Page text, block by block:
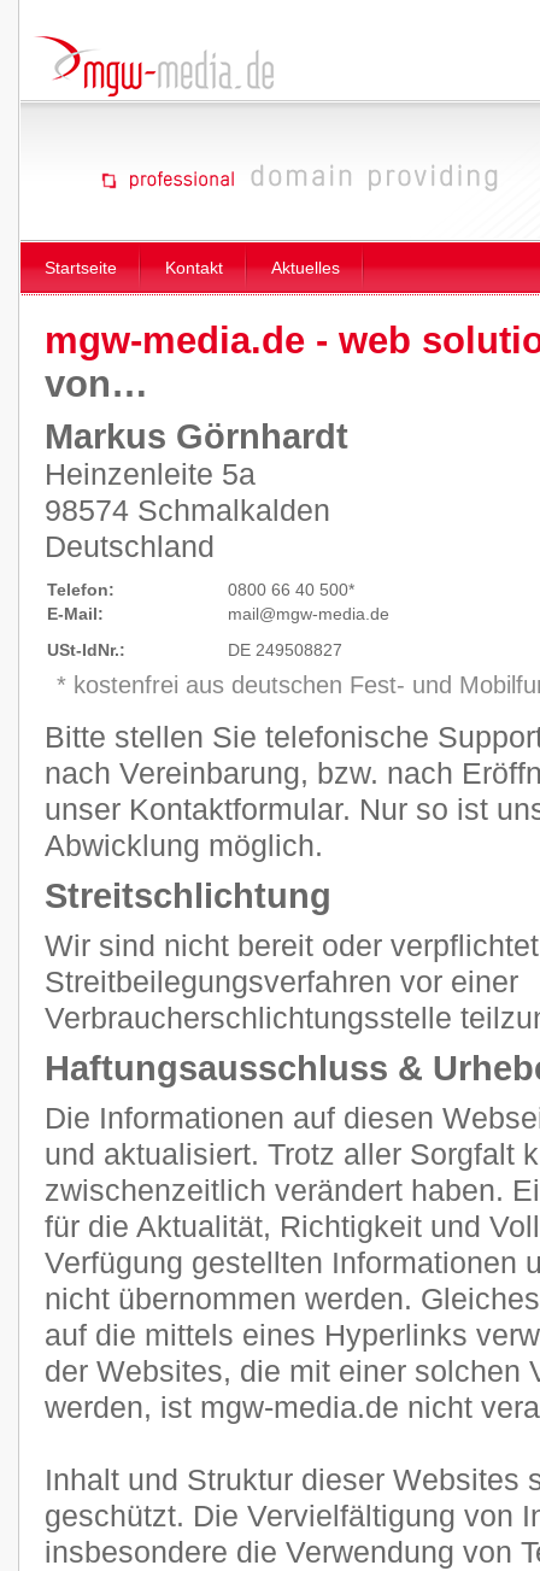
Startseite Kontakt Aktuelles
mgw-media.de - web
von…
Markus Görnhardt
Heinzenleite 5a
98574 Schmalkalden
Deutschland
Telefon:
0800 66 40 500*
E-Mail:
mail@mgw-media.de
USt-IdNr.:
DE 249508827
* kostenfrei aus deutschen Fest- und
Bitte stellen Sie telefonische
nach Vereinbarung, bzw. nach
unser Kontaktformular. Nur so ist
Abwicklung möglich.
Streitschlichtung
Wir sind nicht bereit oder
Streitbeilegungsverfahren vor einer
Verbraucherschlichtungsstelle
Haftungsausschluss &
Die Informationen auf diesen
und aktualisiert. Trotz aller Sorgfalt
zwischenzeitlich verändert haben.
für die Aktualität, Richtigkeit und
Verfügung gestellten Informationen
nicht übernommen werden.
auf die mittels eines Hyperlinks
der Websites, die mit einer solchen
werden, ist mgw-media.de nicht
Inhalt und Struktur dieser Websites
geschützt. Die Vervielfältigung von
insbesondere die Verwendung von